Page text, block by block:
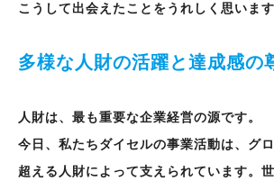
こうして出会えたことをうれしく思います
多様な人財の活躍と達成感の
人財は、最も重要な企業経営の源です。
今日、私たちダイセルの事業活動は、グ
超える人財によって支えられています。